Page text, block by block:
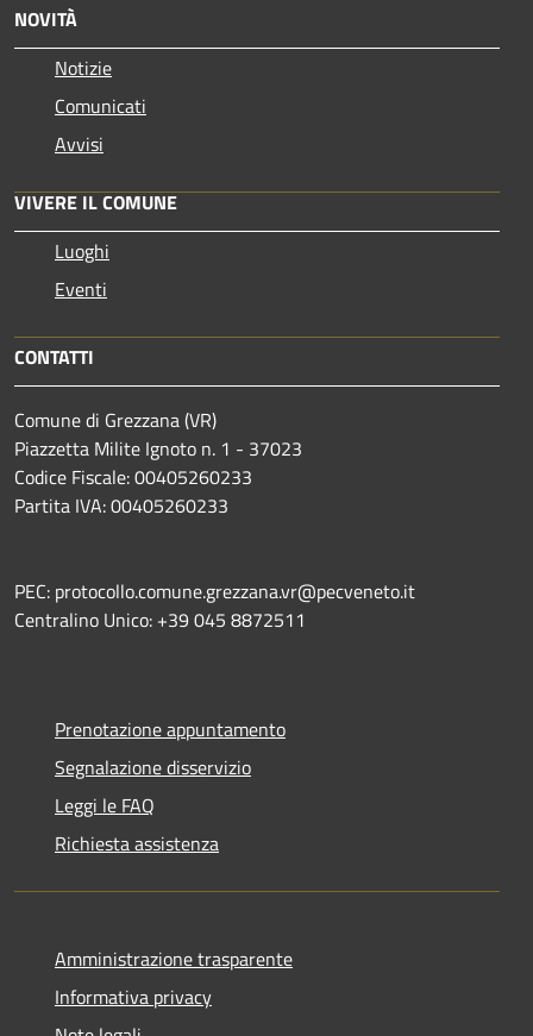
NOVITÀ
Notizie
Comunicati
Avvisi
VIVERE IL COMUNE
Luoghi
Eventi
CONTATTI
Comune di Grezzana (VR)
Piazzetta Milite Ignoto n. 1 - 37023
Codice Fiscale: 00405260233
Partita IVA: 00405260233
PEC: protocollo.comune.grezzana.vr@pecveneto.it
Centralino Unico: +39 045 8872511
Prenotazione appuntamento
Segnalazione disservizio
Leggi le FAQ
Richiesta assistenza
Amministrazione trasparente
Informativa privacy